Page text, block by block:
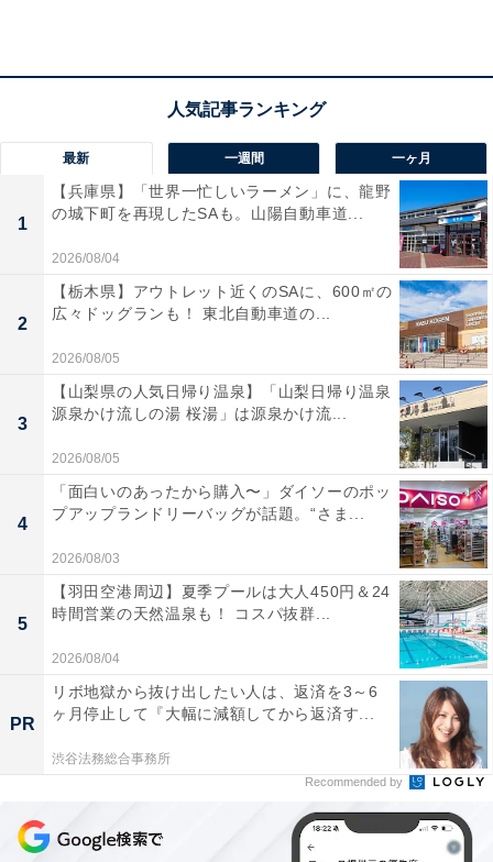
3つの機能がある「モバイルクリーニングツール」
モバイルクリーニングツールのピッカー部分
「モバイルクリーニングツール」のキャップをはずすと
最初に出てくるのが、先がとがったピッカー部分。こび
りついた汚れをかき出すときなどに便利です。
最新 一週間 一ヶ月
1
【兵庫県】「世界一忙しいラーメン」に、龍野
の城下町を再現したSAも。山陽自動車道...
2026/08/04
2
【栃木県】アウトレット近くのSAに、600㎡の
広々ドッグランも！ 東北自動車道の...
2026/08/05
3
【山梨県の人気日帰り温泉】「山梨日帰り温泉
源泉かけ流しの湯 桜湯」は源泉かけ流...
2026/08/05
4
「面白いのあったから購入〜」ダイソーのポッ
プアップランドリーバッグが話題。“さま...
2026/08/03
5
【羽田空港周辺】夏季プールは大人450円＆24
時間営業の天然温泉も！ コスパ抜群...
2026/08/04
PR
リボ地獄から抜け出したい人は、返済を3～6
ヶ月停止して『大幅に減額してから返済す...
渋谷法務総合事務所
Recommended by